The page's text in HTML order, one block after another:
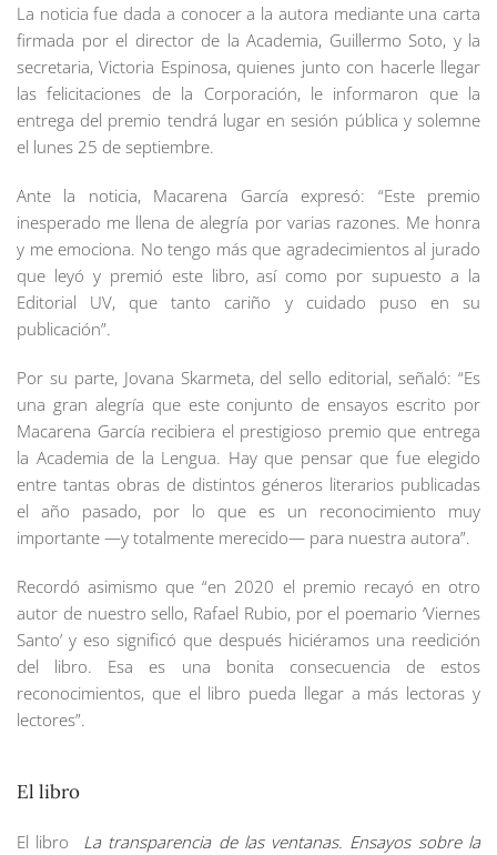
La noticia fue dada a conocer a la autora mediante una carta
firmada por el director de la Academia, Guillermo Soto, y la
secretaria, Victoria Espinosa, quienes junto con hacerle llegar
las felicitaciones de la Corporación, le informaron que la
entrega del premio tendrá lugar en sesión pública y solemne
el lunes 25 de septiembre.
Ante la noticia, Macarena García expresó: “Este premio
inesperado me llena de alegría por varias razones. Me honra
y me emociona. No tengo más que agradecimientos al jurado
que leyó y premió este libro, así como por supuesto a la
Editorial UV, que tanto cariño y cuidado puso en su
publicación”.
Por su parte, Jovana Skarmeta, del sello editorial, señaló: “Es
una gran alegría que este conjunto de ensayos escrito por
Macarena García recibiera el prestigioso premio que entrega
la Academia de la Lengua. Hay que pensar que fue elegido
entre tantas obras de distintos géneros literarios publicadas
el año pasado, por lo que es un reconocimiento muy
importante —y totalmente merecido— para nuestra autora”.
Recordó asimismo que “en 2020 el premio recayó en otro
autor de nuestro sello, Rafael Rubio, por el poemario ‘Viernes
Santo’ y eso significó que después hiciéramos una reedición
del libro. Esa es una bonita consecuencia de estos
reconocimientos, que el libro pueda llegar a más lectoras y
lectores”.
El libro
El libro La transparencia de las ventanas. Ensayos sobre la